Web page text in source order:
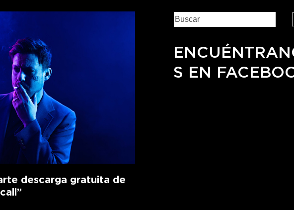
descarga gratuita de
S EN